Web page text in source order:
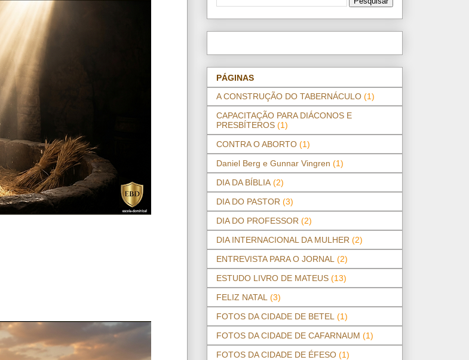
PÁGINAS
A CONSTRUÇÃO DO TABERNÁCULO (1)
CAPACITAÇÃO PARA DIÁCONOS E
PRESBÍTEROS (1)
CONTRA O ABORTO (1)
Daniel Berg e Gunnar Vingren (1)
DIA DA BÍBLIA (2)
DIA DO PASTOR (3)
DIA DO PROFESSOR (2)
DIA INTERNACIONAL DA MULHER (2)
ENTREVISTA PARA O JORNAL (2)
ESTUDO LIVRO DE MATEUS (13)
FELIZ NATAL (3)
FOTOS DA CIDADE DE BETEL (1)
FOTOS DA CIDADE DE CAFARNAUM (1)
FOTOS DA CIDADE DE ÉFESO (1)